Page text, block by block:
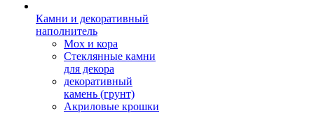
Камни и декоративный
наполнитель
Мох и кора
Стеклянные камни
для декора
декоративный
камень (грунт)
Акриловые крошки